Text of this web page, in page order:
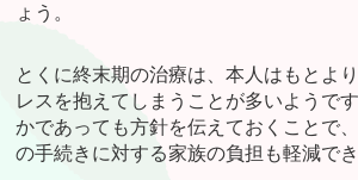
ょう。
とくに終末期の治療は、本人はもとよ
レスを抱えてしまうことが多いようで
かであっても方針を伝えておくことで
の手続きに対する家族の負担も軽減でき